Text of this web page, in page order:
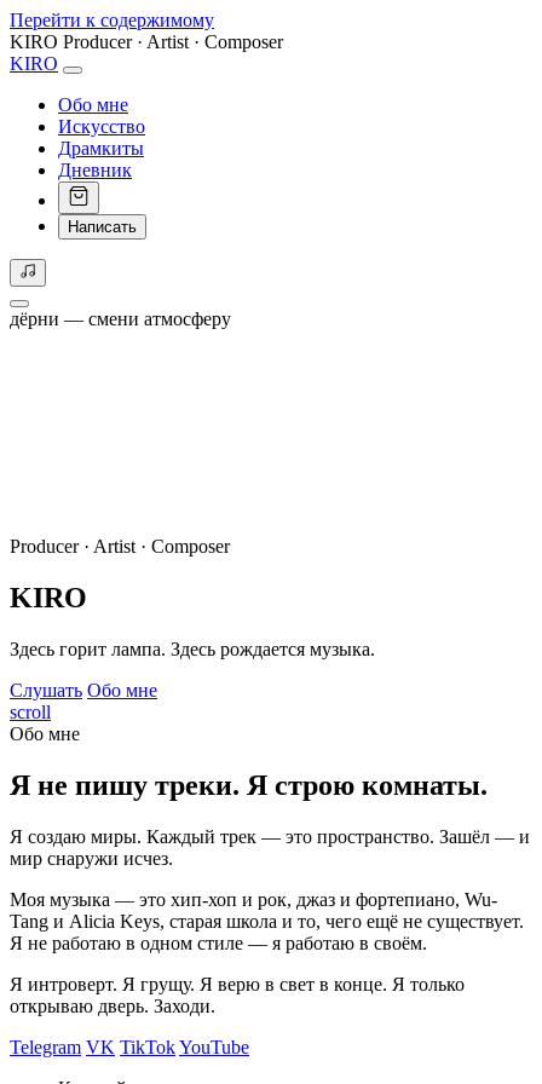
Перейти к содержимому
KIRO Producer · Artist · Composer
KIRO
Обо мне
Искусство
Драмкиты
Дневник
Написать
дёрни — смени атмосферу
Producer · Artist · Composer
KIRO
Здесь горит лампа. Здесь рождается музыка.
Слушать Обо мне
scroll
Обо мне
Я не пишу треки. Я строю комнаты.
Я создаю миры. Каждый трек — это пространство. Зашёл — и
мир снаружи исчез.
Моя музыка — это хип-хоп и рок, джаз и фортепиано, Wu-
Tang и Alicia Keys, старая школа и то, чего ещё не существует.
Я не работаю в одном стиле — я работаю в своём.
Я интроверт. Я грущу. Я верю в свет в конце. Я только
открываю дверь. Заходи.
Telegram VK TikTokYouTube